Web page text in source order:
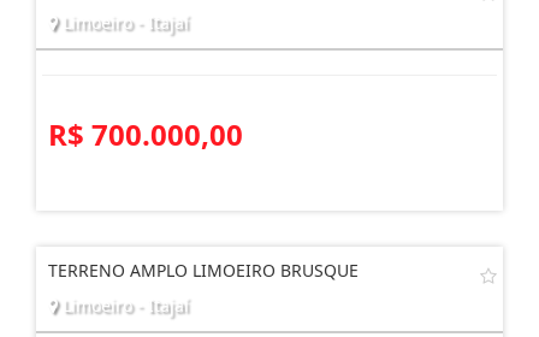
Limoeiro - Itajaí
R$ 700.000,00
TERRENO AMPLO LIMOEIRO BRUSQUE
Limoeiro - Itajaí